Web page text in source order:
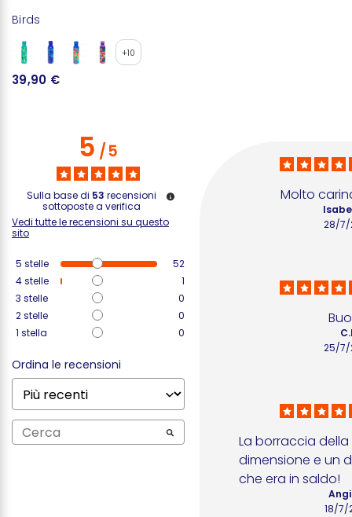
Birds
+10
39,90 €
5/5
Sulla base di 53 recensioni
sottoposte a verifica
Vedi tutte le recensioni su questo
sito
5 stelle
52
4stelle
1
3 stelle
0
2stelle
0
1 stella 0
Ordina le recensioni
Molto
28/7/
25/7/
La borraccia
dimensione e un
che era in saldo!
18/7/